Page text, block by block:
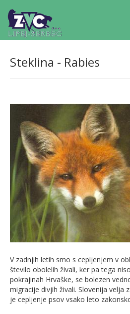
Steklina - Rabies
V zadnjih letih smo s cepljenjem v
število obolelih živali, ker pa tega
pokrajinah Hrvaške, se bolezen
migracije divjih živali. Slovenija velja
je cepljenje psov vsako leto